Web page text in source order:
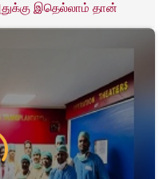
இதெல்லாம் தான்